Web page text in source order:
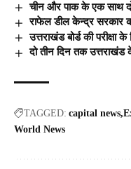
चीन और पाक के एक साथ
राफेल डील केन्द्र सरकार
उत्तराखंड बोर्ड की
दो तीन दिन तक उत्तराखंड के
TAGGED: capital news
World News